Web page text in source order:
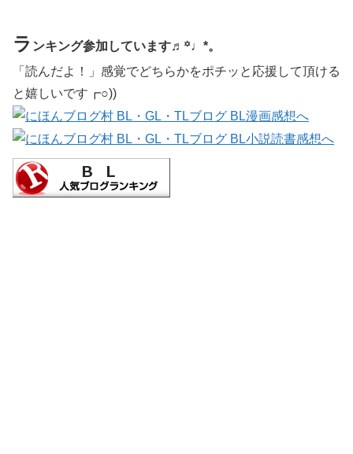
ラ ンキング参加しています♬꙳♩*。
「読んだよ！」感覚でどちらかをポチッと応援して頂ける
と嬉しいです┏○))